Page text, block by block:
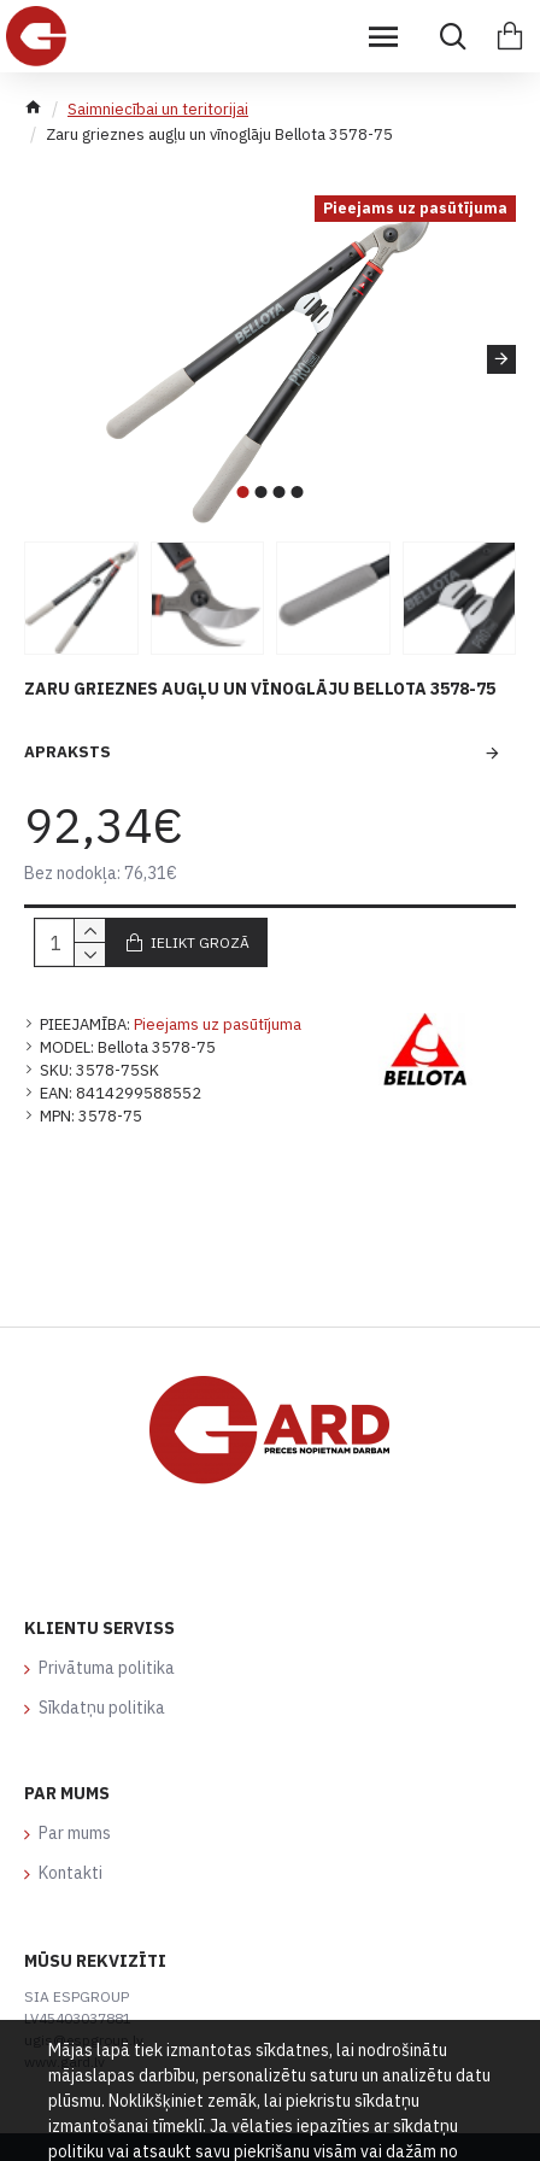
Saimniecībai un teritorijai
Zaru grieznes augļu un vīnoglāju Bellota 3578-75
Pieejams uz pasūtījuma
ZARU GRIEZNES AUGĻU UN VĪNOGLĀJU BELLOTA 3578-75
APRAKSTS
PIEEJAMĪBA: Pieejams uz pasūtījuma
MODEL: Bellota 3578-75
SKU: 3578-75SK
EAN: 8414299588552
MPN: 3578-75
92,34€
Bez nodokļa: 76,31€
IELIKT GROZĀ
KLIENTU SERVISS
Privātuma politika
Sīkdatņu politika
PAR MUMS
Par mums
Kontakti
MŪSU REKVIZĪTI
SIA ESPGROUP
LV45403037881
ugis@espgroup.lv
www.gard.lv
Mājas lapā tiek izmantotas sīkdatnes, lai nodrošinātu
mājaslapas darbību, personalizētu saturu un analizētu datu
plūsmu. Noklikšķiniet zemāk, lai piekristu sīkdatņu
izmantošanai tīmeklī. Ja vēlaties iepazīties ar sīkdatņu
politiku vai atsaukt savu piekrišanu visām vai dažām no